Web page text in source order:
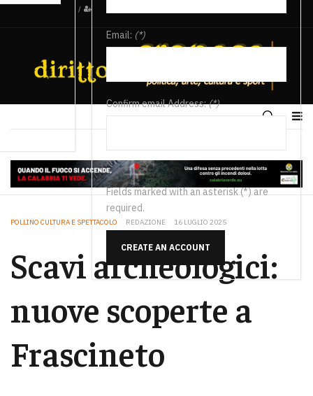
/
Email: (*)
Confirm email Address:(*)
Fields marked with an asterisk (*) are
required.
CREATE AN ACCOUNT
POLLINO CULTURA E SPETTACOLO REDAZIONE 16 LUGLIO 2025
Scavi archeologici:
nuove scoperte a
Frascineto